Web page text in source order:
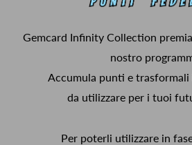
Gemcard Infinity Collection
nostro
Accumula punti e
da utilizzare per i tuoi
Per poterli utilizzare in